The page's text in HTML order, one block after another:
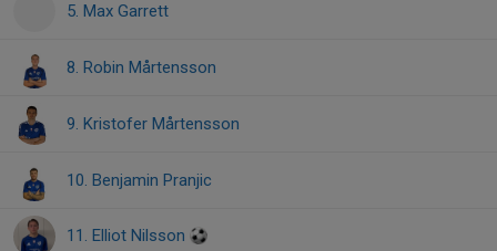
5. Max Garrett
8. Robin Mårtensson
9. Kristofer Mårtensson
10. Benjamin Pranjic
11. Elliot Nilsson